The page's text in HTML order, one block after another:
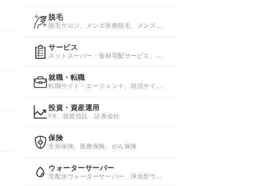
脱毛
脱毛サロン、メンズ医療脱毛、メンズ脱
サービス
ネットスーパー・食材宅配サービス、資
就職・転職
転職サイト・エージェント、就活サイ
投資・資産運用
FX、投資信託、証券会社
保険
生命保険、医療保険、がん保険
ウォーターサーバー
宅配水ウォーターサーバー、浄水型ウォ